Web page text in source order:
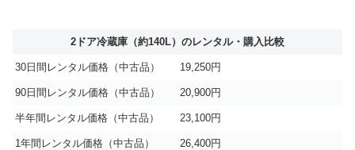
2ドア冷蔵庫（約140L）のレンタル・購入比較
30日間レンタル価格（中古品） 19,250円
90日間レンタル価格（中古品） 20,900円
半年間レンタル価格（中古品） 23,100円
1年間レンタル価格（中古品） 26,400円